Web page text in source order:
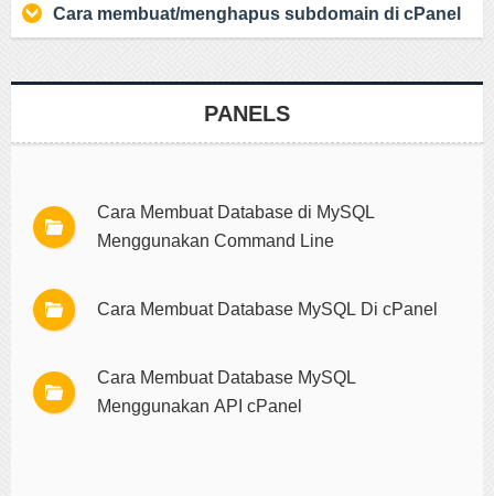
Cara membuat/menghapus subdomain di cPanel
PANELS
Cara Membuat Database di MySQL
Menggunakan Command Line
Cara Membuat Database MySQL Di cPanel
Cara Membuat Database MySQL
Menggunakan API cPanel